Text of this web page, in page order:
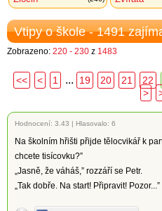
Vtipy o škole - 1491
Zobrazeno: 220 - 230 z 1483
<< < 1 ... 19 20 21 22
>
Hodnocení: 3.43 | Hlasovalo: 6
Na školním hřišti přijde tělocvikář k
chcete tisícovku?”
„Jasně, že váháš,” rozzáří se Petr.
„Tak dobře. Na start! Připravit! Pozor...”